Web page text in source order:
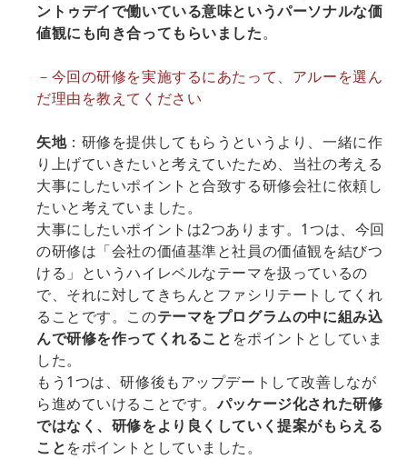
ントゥデイで働いている意味というパーソナルな価
値観にも向き合ってもらいました。
－今回の研修を実施するにあたって、アルーを選ん
だ理由を教えてください
矢地：研修を提供してもらうというより、一緒に作
り上げていきたいと考えていたため、当社の考える
大事にしたいポイントと合致する研修会社に依頼し
たいと考えていました。
大事にしたいポイントは2つあります。1つは、今回
の研修は「会社の価値基準と社員の価値観を結びつ
ける」というハイレベルなテーマを扱っているの
で、それに対してきちんとファシリテートしてくれ
ることです。このテーマをプログラムの中に組み込
んで研修を作ってくれること をポイントとしていま
した。
もう1つは、研修後もアップデートして改善しなが
ら進めていけることです。パッケージ化された研修
ではなく、研修をより良くしていく提案がもらえる
ことをポイントとしていました。